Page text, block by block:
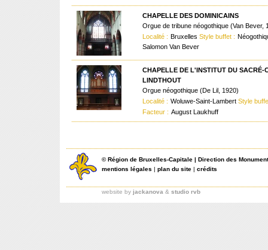
CHAPELLE DES DOMINICAINS
Orgue de tribune néogothique (Van Bever,
Localité : Bruxelles Style buffet :
Salomon Van Bever
CHAPELLE DE L'INSTITUT DU SACRÉ-
LINDTHOUT
Orgue néogothique (De Lil, 1920)
Localité : Woluwe-Saint-Lambert Style
Facteur : August Laukhuff
©Région de Bruxelles-Capitale | Direction des
mentions légales | plan du site | crédits
website by jackanova & studio rvb